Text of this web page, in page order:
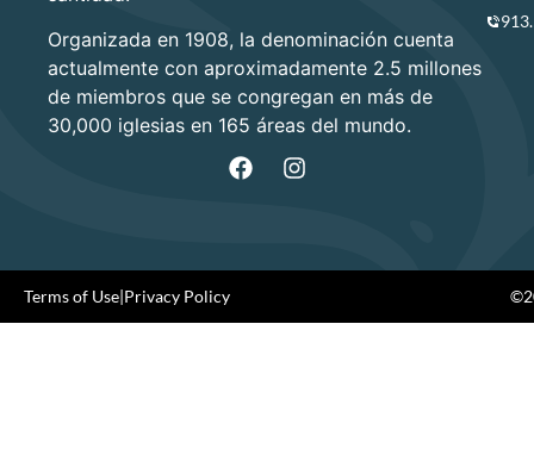
Organizada en 1908, la denominación cuenta
actualmente con aproximadamente 2.5 millones
de miembros que se congregan en más de
30,000 iglesias en 165 áreas del mundo.
Terms of Use|Privacy Policy